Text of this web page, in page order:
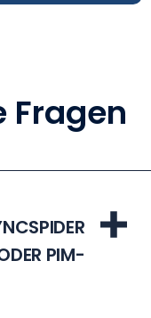
Fragen
PIM-